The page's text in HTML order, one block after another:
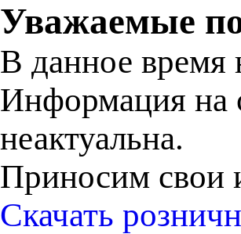
Уважаемые
В данное время
Информация на
неактуальна.
Приносим свои
Скачать